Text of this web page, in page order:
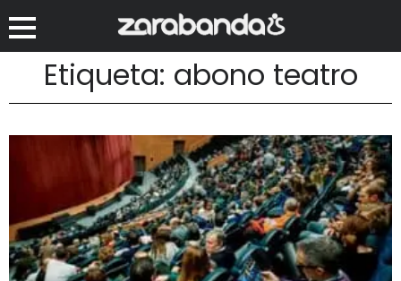
Etiqueta: abono teatro